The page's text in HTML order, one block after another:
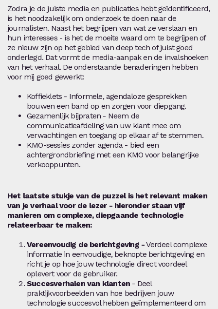
Zodra je de juiste media en publicaties hebt geïdentificeerd,
is het noodzakelijk om onderzoek te doen naar de
journalisten. Naast het begrijpen van wat ze verslaan en
hun interesses - is het de moeite waard om te begrijpen of
ze nieuw zijn op het gebied van deep tech of juist goed
onderlegd. Dat vormt de media-aanpak en de invalshoeken
van het verhaal. De onderstaande benaderingen hebben
voor mij goed gewerkt:
Koffieklets - Informele, agendaloze gesprekken
bouwen een band op en zorgen voor diepgang.
Gezamenlijk bijpraten - Neem de
communicatieafdeling van uw klant mee om
verwachtingen en toegang op elkaar af te stemmen.
KMO-sessies zonder agenda - bied een
achtergrondbriefing met een KMO voor belangrijke
verkooppunten.
Het laatste stukje van de puzzel is het relevant maken
van je verhaal voor de lezer - hieronder staan vijf
manieren om complexe, diepgaande technologie
relateerbaar te maken:
Vereenvoudig de berichtgeving -Verdeel complexe
informatie in eenvoudige, beknopte berichtgeving en
richt je op hoe jouw technologie direct voordeel
oplevert voor de gebruiker.
Succesverhalen van klanten - Deel
praktijkvoorbeelden van hoe bedrijven jouw
technologie succesvol hebben geïmplementeerd om